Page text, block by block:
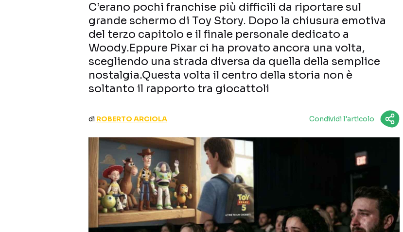
C’erano pochi franchise più difficili da riportare sul
grande schermo di Toy Story. Dopo la chiusura emotiva
del terzo capitolo e il finale personale dedicato a
Woody.Eppure Pixar ci ha provato ancora una volta,
scegliendo una strada diversa da quella della semplice
nostalgia.Questa volta il centro della storia non è
soltanto il rapporto tra giocattoli
di ROBERTO ARCIOLA Condividi l'articolo